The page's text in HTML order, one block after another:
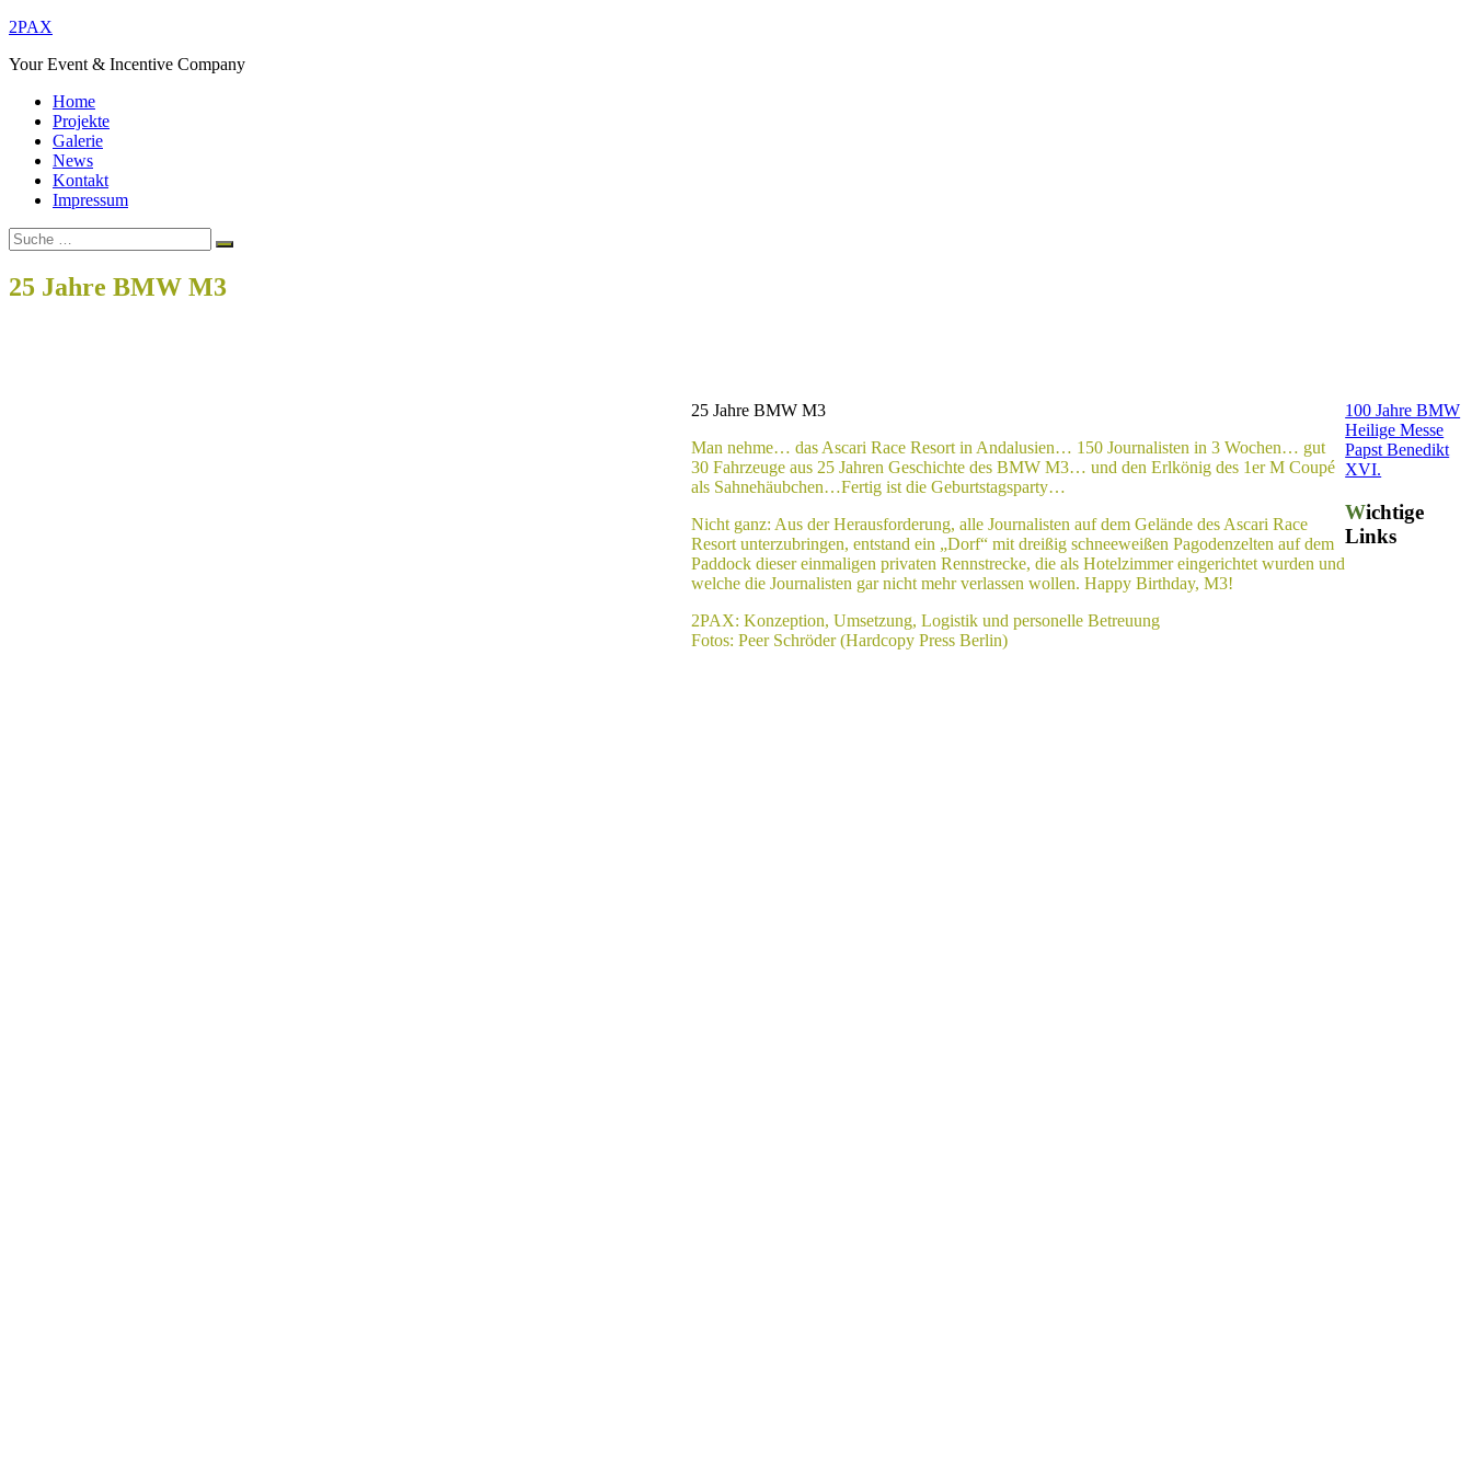
Zum
springen
2PAX
Your Event & Incentive Company
Home
Projekte
Galerie
News
Kontakt
Impressum
Suche
nach:
Suchen
25 Jahre BMW M3
25 Jahre BMW M3
Man nehme… das Ascari Race Resort in Andalusien… 150 Journalisten in 3 Wochen… gut
30 Fahrzeuge aus 25 Jahren Geschichte des BMW M3… und den Erlkönig des 1er M Coupé
als Sahnehäubchen…Fertig ist die Geburtstagsparty…
Nicht ganz: Aus der Herausforderung, alle Journalisten auf dem Gelände des Ascari Race
Resort unterzubringen, entstand ein „Dorf“ mit dreißig schneeweißen Pagodenzelten auf dem
Paddock dieser einmaligen privaten Rennstrecke, die als Hotelzimmer eingerichtet wurden und
welche die Journalisten gar nicht mehr verlassen wollen. Happy Birthday, M3!
2PAX: Konzeption, Umsetzung, Logistik und personelle Betreuung
Fotos: Peer Schröder (Hardcopy Press Berlin)
100 Jahre BMW
Heilige Messe
Papst Benedikt
XVI.
Wichtige
Links